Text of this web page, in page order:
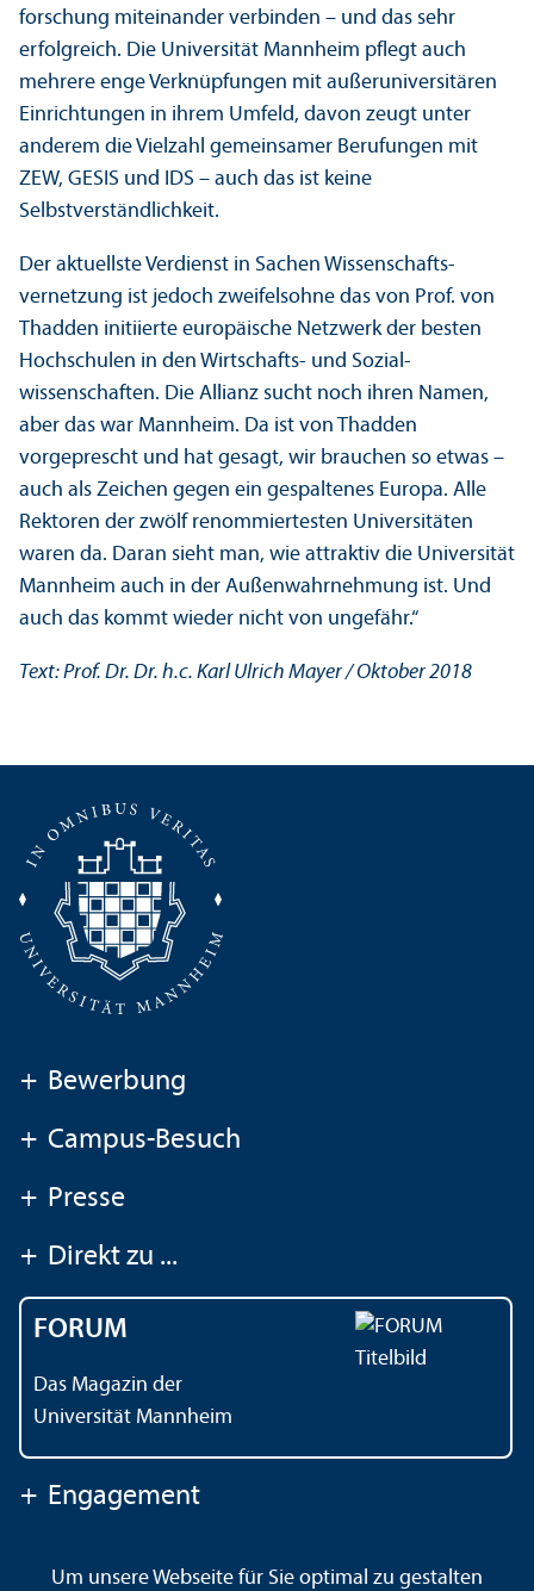
forschung miteinander verbinden – und das sehr
erfolgreich. Die Universität Mannheim pflegt auch
mehrere enge Verknüpfungen mit außeruniversitären
Einrichtungen in ihrem Umfeld, davon zeugt unter
anderem die Vielzahl gemeinsamer Berufungen mit
ZEW, GESIS und IDS – auch das ist keine
Selbstverständlichkeit.
Der aktuellste Verdienst in Sachen Wissenschafts­
vernetzung ist jedoch zweifelsohne das von Prof. von
Thadden initiierte europäische Netzwerk der besten
Hochschulen in den Wirtschafts- und Sozial­
wissenschaften. Die Allianz sucht noch ihren Namen,
aber das war Mannheim. Da ist von Thadden
vorgeprescht und hat gesagt, wir brauchen so etwas –
auch als Zeichen gegen ein gespaltenes Europa. Alle
Rektoren der zwölf renommiertesten Universitäten
waren da. Daran sieht man, wie attraktiv die Universität
Mannheim auch in der Außen­wahrnehmung ist. Und
auch das kommt wieder nicht von ungefähr.“
Text: Prof. Dr. Dr. h.c. Karl Ulrich Mayer / Oktober 2018
+ Bewerbung
+ Campus-Besuch
+ Presse
+ Direkt zu ...
FORUM
Das Magazin der
Universität Mannheim
+ Engagement
Um unsere Webseite für Sie optimal zu gestalten